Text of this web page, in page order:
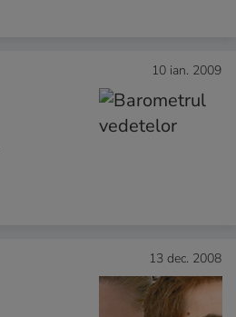
10 ian. 2009
13 dec. 2008